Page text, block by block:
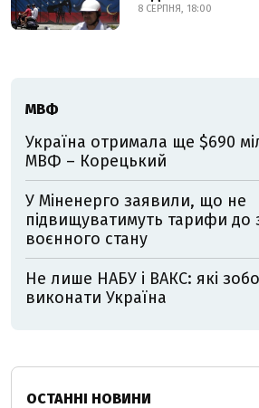
8 СЕРПНЯ, 18:00
МВФ
Україна отримала ще $690
МВФ – Корецький
У Міненерго заявили, що не
підвищуватимуть тарифи до
воєнного стану
Не лише НАБУ і ВАКС: які
виконати Україна
ОСТАННІ НОВИНИ